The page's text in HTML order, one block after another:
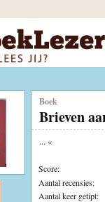
Boek
Brieven
... «
Score:
Aantal recensies:
Aantal keer getipt: